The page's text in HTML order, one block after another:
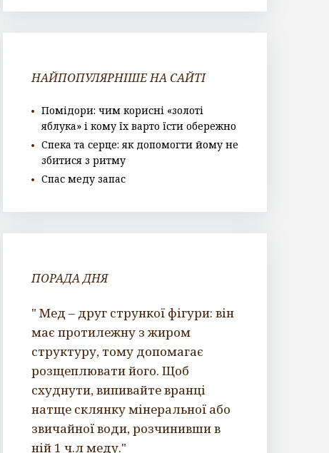
НАЙПОПУЛЯРНІШЕ НА САЙТІ
Помідори: чим корисні «золоті
яблука» і кому їх варто їсти обережно
Спека та серце: як допомогти йому не
збитися з ритму
Спас меду запас
ПОРАДА ДНЯ
" Мед – друг стрункої фігури: він
має протилежну з жиром
структуру, тому допомагає
розщеплювати його. Щоб
схуднути, випивайте вранці
натще склянку мінеральної або
звичайної води, розчинивши в
ній 1 ч.л меду."